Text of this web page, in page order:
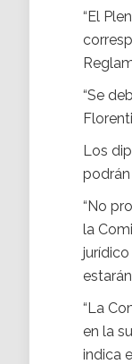
“El
“Se
Los
podrán
“No
la
“La
en la
indica